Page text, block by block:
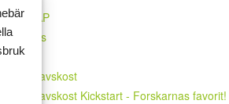
FODMAP
Diabetes
LCHF
Medelhavskost
Medelhavskost Kickstart - Forskarnas favorit!